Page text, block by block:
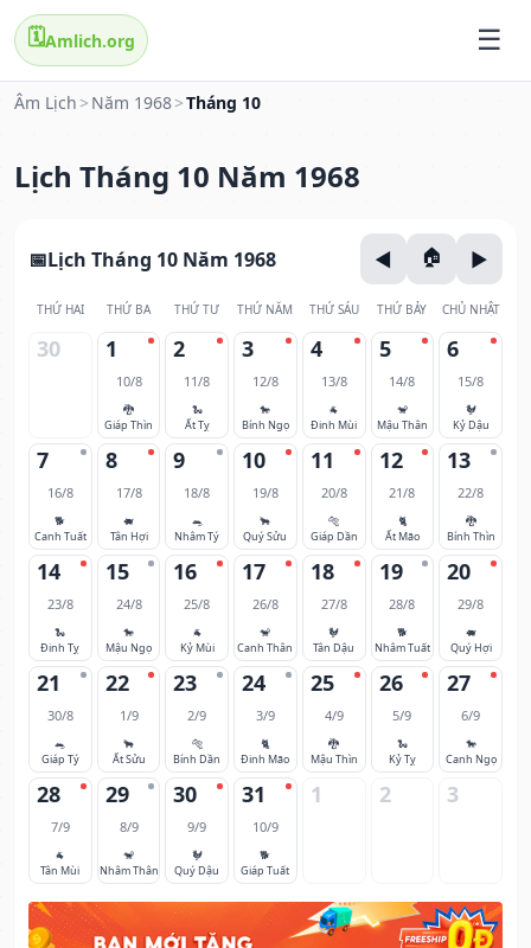
🗓️Amlich.org
Âm Lịch > Năm 1968>Tháng 10
Lịch Tháng 10 Năm 1968
Lịch Tháng 10 Năm 1968
THỨ HAI THỨ BA THỨ TƯ THỨ NĂM THỨ SÁU THỨ BẢY CHỦ NHẬT
30 1
10/8
🐉
Giáp Thìn
2
11/8
🐍
Ất Tỵ
3
12/8
🐎
Bính Ngọ
4
13/8
🐐
Đinh Mùi
5
14/8
🐒
Mậu Thân
6
15/8
🐓
Kỷ Dậu
7
16/8
🐕
Canh Tuất
8
17/8
🐖
Tân Hợi
9
18/8
🐀
Nhâm Tý
10
19/8
🐂
Quý Sửu
11
20/8
🐅
Giáp Dần
12
21/8
🐈
Ất Mão
13
22/8
🐉
Bính Thìn
14
23/8
🐍
Đinh Tỵ
15
24/8
🐎
Mậu Ngọ
16
25/8
🐐
Kỷ Mùi
17
26/8
🐒
Canh Thân
18
27/8
🐓
Tân Dậu
19
28/8
🐕
Nhâm Tuất
20
29/8
🐖
Quý Hợi
21
30/8
🐀
Giáp Tý
22
1/9
🐂
Ất Sửu
23
2/9
🐅
Bính Dần
24
3/9
🐈
Đinh Mão
25
4/9
🐉
Mậu Thìn
26
5/9
🐍
Kỷ Tỵ
27
6/9
🐎
Canh Ngọ
28
7/9
🐐
Tân Mùi
29
8/9
🐒
Nhâm Thân
30
9/9
🐓
Quý Dậu
31
10/9
🐕
Giáp Tuất
1 2 3